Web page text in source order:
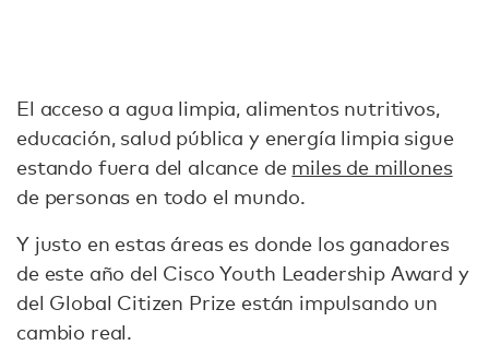
El acceso a agua limpia, alimentos nutritivos,
educación, salud pública y energía limpia sigue
estando fuera del alcance de miles de millones
de personas en todo el mundo.
Y justo en estas áreas es donde los ganadores
de este año del Cisco Youth Leadership Award y
del Global Citizen Prize están impulsando un
cambio real.